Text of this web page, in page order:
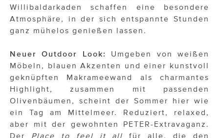
Willibaldarkaden schaffen eine besondere
Atmosphäre, in der sich entspannte Stunden
ganz mühelos genießen lassen.
Neuer Outdoor Look:
Umgeben von weißen
Möbeln, blauen Akzenten und einer kunstvoll
geknüpften Makrameewand als charmantes
Highlight, zusammen mit passenden
Olivenbäumen, scheint der Sommer hier wie
ein Tag am Mittelmeer. Reduziert, relaxed,
aber mit der gewohnten PETER-Extravaganz.
Der Place to feel it all für alle, die den